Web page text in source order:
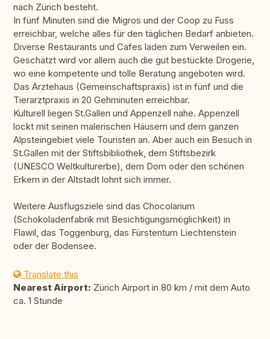
nach Zürich besteht.
In fünf Minuten sind die Migros und der Coop zu Fuss
erreichbar, welche alles für den täglichen Bedarf anbieten.
Diverse Restaurants und Cafes laden zum Verweilen ein.
Geschätzt wird vor allem auch die gut bestückte Drogerie,
wo eine kompetente und tolle Beratung angeboten wird.
Das Ärztehaus (Gemeinschaftspraxis) ist in fünf und die
Tierarztpraxis in 20 Gehminuten erreichbar.
Kulturell liegen St.Gallen und Appenzell nahe. Appenzell
lockt mit seinen malerischen Häusern und dem ganzen
Alpsteingebiet viele Touristen an. Aber auch ein Besuch in
St.Gallen mit der Stiftsbibliothek, dem Stiftsbezirk
(UNESCO Weltkulturerbe), dem Dom oder den schönen
Erkern in der Altstadt lohnt sich immer.
Weitere Ausflugsziele sind das Chocolarium
(Schokoladenfabrik mit Besichtigungsmöglichkeit) in
Flawil, das Toggenburg, das Fürstentum Liechtenstein
oder der Bodensee.
Translate this
Nearest Airport: Zürich Airport in 80 km / mit dem Auto
ca. 1 Stunde